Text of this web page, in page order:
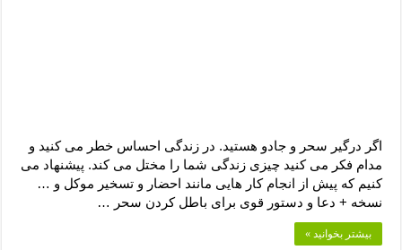
اگر درگیر سحر و جادو هستید. در زندگی احساس خطر می کنید و
مدام فکر می کنید چیزی زندگی شما را مختل می کند. پیشنهاد می
کنیم که پیش از انجام کار هایی مانند احضار و تسخیر موکل و …
نسخه + دعا و دستور قوی برای باطل کردن سحر …
بیشتر بخوانید »